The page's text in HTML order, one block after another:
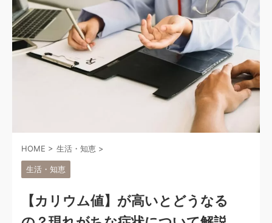
HOME > 生活・知恵 >
生活・知恵
【カリウム値】が高いとどうなる